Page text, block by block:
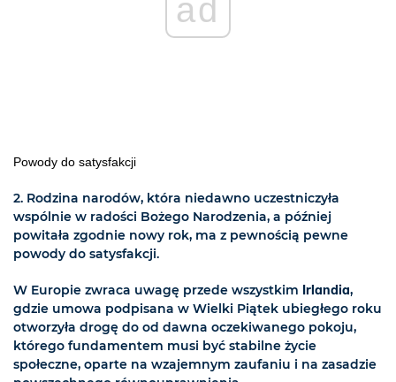
ad
Powody do satysfakcji
2. Rodzina narodów, która niedawno uczestniczyła
wspólnie w radości Bożego Narodzenia, a później
powitała zgodnie nowy rok, ma z pewnością pewne
powody do satysfakcji.
W Europie zwraca uwagę przede wszystkim Irlandia,
gdzie umowa podpisana w Wielki Piątek ubiegłego roku
otworzyła drogę do od dawna oczekiwanego pokoju,
którego fundamentem musi być stabilne życie
społeczne, oparte na wzajemnym zaufaniu i na zasadzie